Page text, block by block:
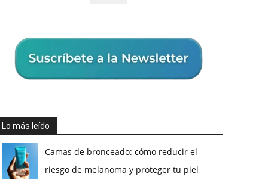
Lo más leído
Camas de bronceado: cómo reducir el
riesgo de melanoma y proteger tu piel